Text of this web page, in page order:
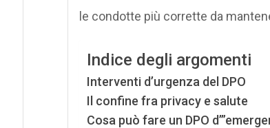
le condotte più corrette da
Indice degli argomenti
Interventi d’urgenza del DPO
Il confine fra privacy e salute
Cosa può fare un DPO